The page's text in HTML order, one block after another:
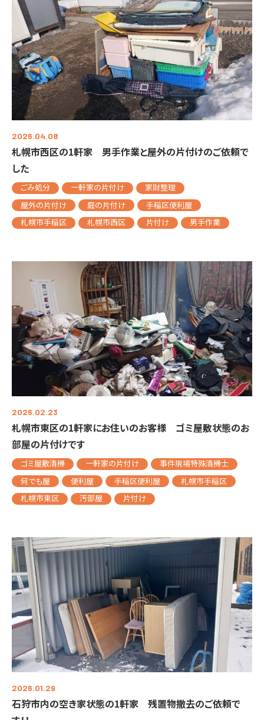
2026.04.08
札幌市西区の1軒家 男手作業と屋外の片付けのご依頼で
した
ごみ処分 一軒家の片付け
家財整理
屋外の片付け
庭の片付け
手稲区便利屋
札幌市手稲区
札幌市西区 片付け 男手作業
2026.02.23
札幌市東区の1軒家にお住いのお客様 ゴミ屋敷状態のお
部屋の片付けです
ゴミ屋敷清掃 一軒家の片付け
事件現場特殊清掃士
何でも屋
便利屋 手稲区便利屋
札幌市手稲区
札幌市東区
汚部屋 片付け
2026.01.29
石狩市内の空き家状態の1軒家 残置物撤去のご依頼で